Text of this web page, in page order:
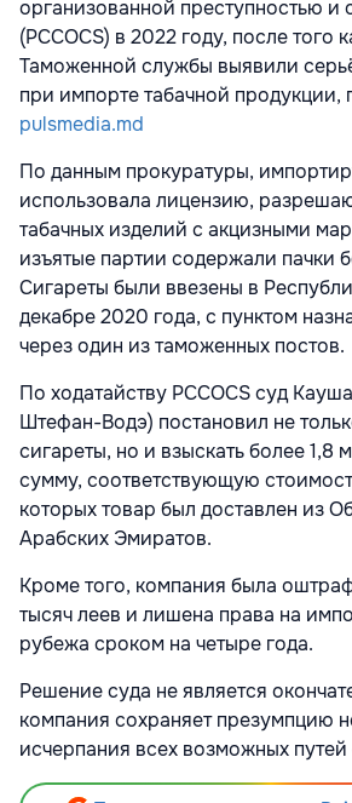
организованной преступностью и
(PCCOCS) в 2022 году, после того
Таможенной службы выявили
при импорте табачной продукции,
pulsmedia.md
По данным прокуратуры,
использовала лицензию,
табачных изделий с акцизными
изъятые партии содержали пачки
Сигареты были ввезены в
декабре 2020 года, с пунктом
через один из таможенных постов.
По ходатайству PCCOCS суд
Штефан-Водэ) постановил не
сигареты, но и взыскать более 1,8
сумму, соответствующую
которых товар был доставлен из
Арабских Эмиратов.
Кроме того, компания была
тысяч леев и лишена права на
рубежа сроком на четыре года.
Решение суда не является
компания сохраняет презумпцию
исчерпания всех возможных